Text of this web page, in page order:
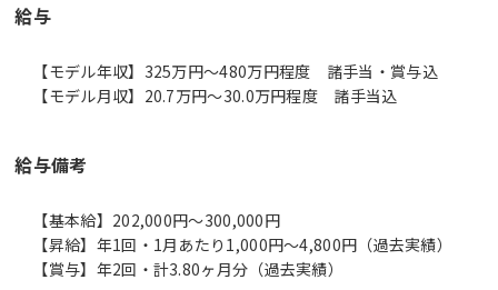
給与
【モデル年収】325万円〜480万円程度 諸手当・賞与込
【モデル月収】20.7万円〜30.0万円程度 諸手当込
給与備考
【基本給】202,000円～300,000円
【昇給】年1回・1月あたり1,000円～4,800円（過去実績）
【賞与】年2回・計3.80ヶ月分（過去実績）